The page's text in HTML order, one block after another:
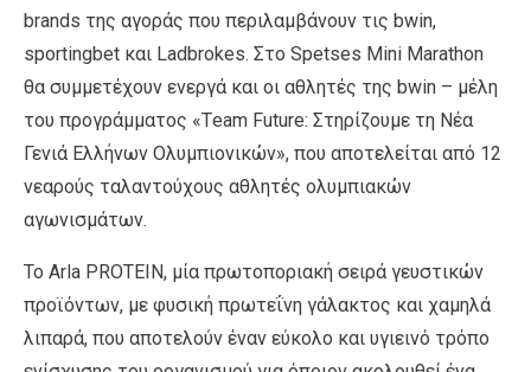
brands της αγοράς που περιλαμβάνουν τις bwin,
sportingbet και Ladbrokes. Στο Spetses Mini Marathon
θα συμμετέχουν ενεργά και οι αθλητές της bwin – μέλη
του προγράμματος «Τeam Future: Στηρίζουμε τη Νέα
Γενιά Ελλήνων Ολυμπιονικών», που αποτελείται από 12
νεαρούς ταλαντούχους αθλητές ολυμπιακών
αγωνισμάτων.
Το Arla PROTEIN, μία πρωτοποριακή σειρά γευστικών
προϊόντων, με φυσική πρωτεΐνη γάλακτος και χαμηλά
λιπαρά, που αποτελούν έναν εύκολο και υγιεινό τρόπο